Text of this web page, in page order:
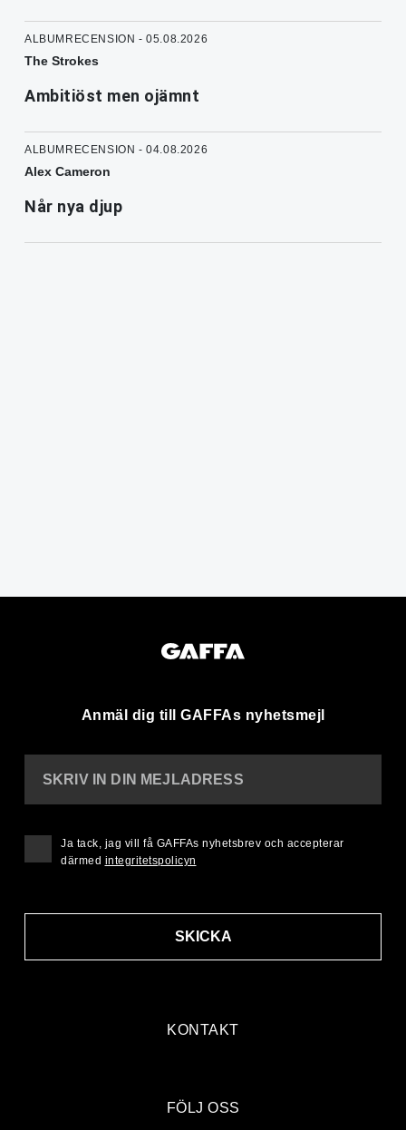
ALBUMRECENSION - 05.08.2026
The Strokes
Ambitiöst men ojämnt
ALBUMRECENSION - 04.08.2026
Alex Cameron
Når nya djup
Anmäl dig till GAFFAs nyhetsmejl
KONTAKT
SKRIV IN DIN MEJLADRESS
SKICKA
Ja tack, jag vill få GAFFAs nyhetsbrev och accepterar
därmed integritetspolicyn
FÖLJ OSS